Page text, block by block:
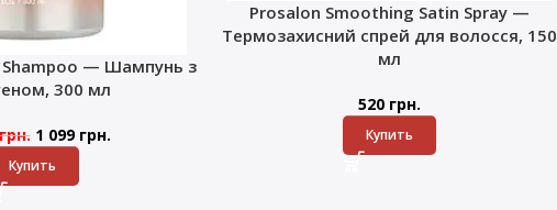
Shampoo — Шампунь з
300 мл
1 099 грн.
Купить
Prosalon Smoothing Satin Spray —
Термозахисний спрей для волосся, 150
мл
520 грн.
Купить